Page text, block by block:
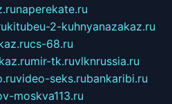
naperekate.ru
kitubeu-2-kuhnyanazakaz.ru
cs-68.ru
mir-tk.ruvlknrussia.ru
video-seks.rubankaribi.ru
moskva113.ru